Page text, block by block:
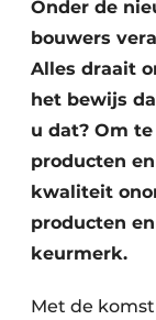
Video’s
Onder de
bouwers
Alles draait
het bewijs
u dat? Om
producten
kwaliteit
producten
keurmerk.
Met de